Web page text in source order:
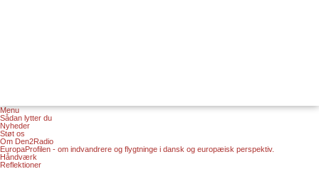
Menu
Sådan lytter du
Nyheder
Støt os
Om Den2Radio
EuropaProfilen - om indvandrere og flygtninge i dansk og europæisk perspektiv.
Håndværk
Reflektioner